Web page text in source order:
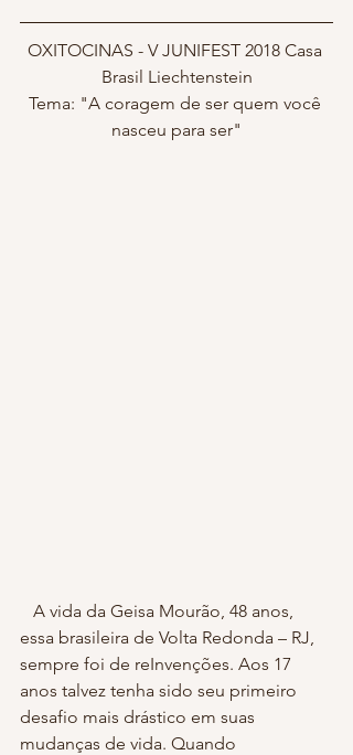
OXITOCINAS - V JUNIFEST 2018 Casa
Brasil Liechtenstein
Tema: "A coragem de ser quem você
nasceu para ser"
essa brasileira de Volta Redonda – RJ,
sempre foi de reInvenções. Aos 17
anos talvez tenha sido seu primeiro
desafio mais drástico em suas
mudanças de vida. Quando